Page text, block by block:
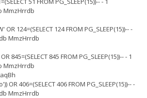
MmzHrrdb
OR 124=(SELECT 124 FROM PG_SLEEP(15))-- -
MmzHrrdb
OR 845=(SELECT 845 FROM PG_SLEEP(15))-- - 1
MmzHrrdb
OR 406=(SELECT 406 FROM PG_SLEEP(15))-- -
MmzHrrdb